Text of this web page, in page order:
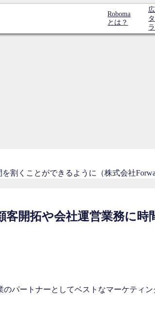
Roboma
とは？
割くことができるように（株式会社
客開拓や会社運営業務に
パートナーとしてベストなマーケティン